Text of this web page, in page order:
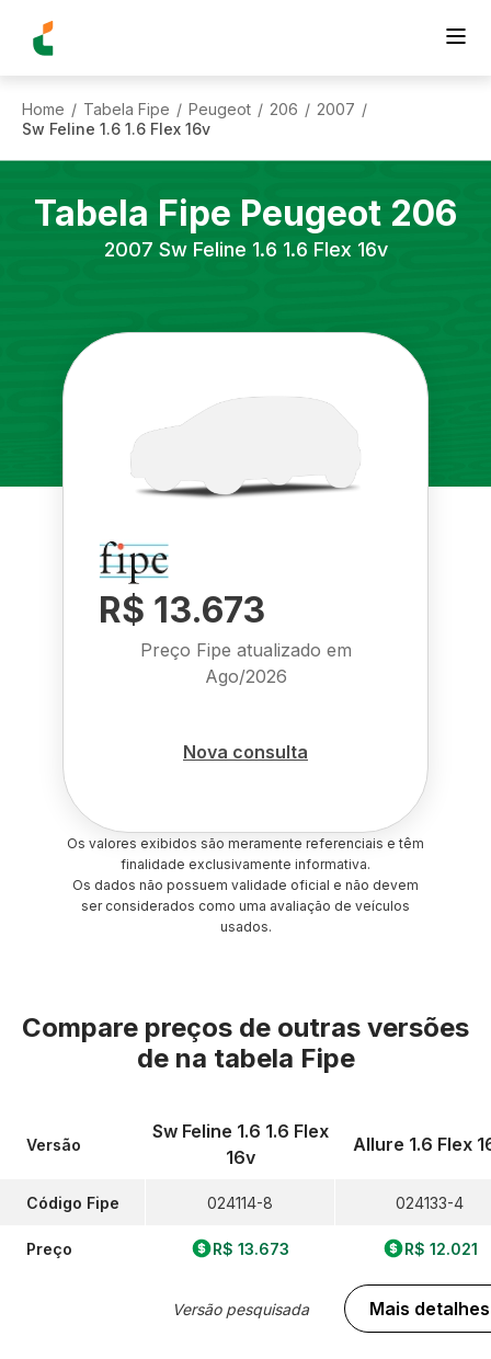
Home / Tabela Fipe / Peugeot / 206 / 2007 /
Sw Feline 1.6 1.6 Flex 16v
Tabela Fipe Peugeot 206
2007 Sw Feline 1.6 1.6 Flex 16v
R$ 13.673
Preço Fipe atualizado em
Ago/2026
Nova consulta
Os valores exibidos são meramente referenciais e têm
finalidade exclusivamente informativa.
Os dados não possuem validade oficial e não devem
ser considerados como uma avaliação de veículos
usados.
Compare preços de outras versões
de na tabela Fipe
Versão
Código Fipe
Preço
Sw Feline 1.6 1.6 Flex
16v
024114-8
R$ 13.673
Versão pesquisada
Allure 1.6 Flex
024133-4
R$ 12.021
Mais detalhes